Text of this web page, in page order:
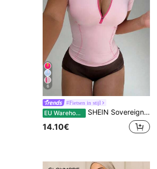
6
#Fietsen in stijl
EU Warehouse SHEIN Sovereign Charm Lichtroze sexy sportieve sweatshirt voor dames, slim fit, half rits, opstaande kraag, contrasterende tape, korte mouwen, gym, zomer, yoga, hardlopen, tennis, golf top
14.10€